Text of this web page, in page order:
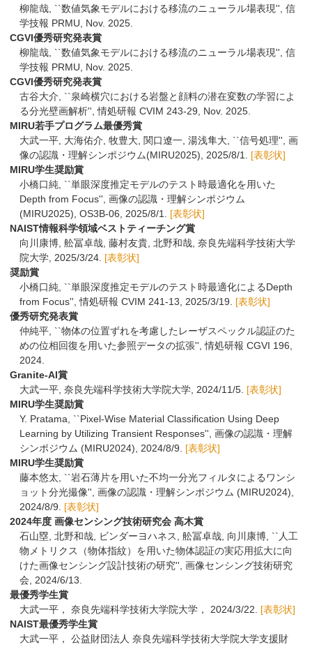
柳龍哉, ``数値気象モデルにおける移流のニューラル場表現'', 信
学技報 PRMU, Nov. 2025.
CGVI優秀研究発表賞
柳龍哉, ``数値気象モデルにおける移流のニューラル場表現'', 信
学技報 PRMU, Nov. 2025.
CGVI優秀研究発表賞
古谷大介, ``泉崎横穴における岩盤と顔料の潜在変数の学習によ
る分光壁画解析'', 情処研報 CVIM 243-29, Nov. 2025.
MIRU若手プログラム最優秀賞
大武一平, 大海佑介, 牧豊大, 関口遼一, 湯浅隼大, ``信号処理'', 画
像の認識・理解シンポジウム(MIRU2025), 2025/8/1. [表彰状]
MIRU学生奨励賞
小橋口純, ``単眼深度推定モデルのテスト時最適化を用いた
Depth from Focus'', 画像の認識・理解シンポジウム
(MIRU2025), OS3B-06, 2025/8/1. [表彰状]
NAIST情報科学領域ベストティーチング賞
向川康博, 舩冨卓哉, 藤村友貴, 北野和哉, 奈良先端科学技術大学
院大学, 2025/3/24. [表彰状]
奨励賞
小橋口純, ``単眼深度推定モデルのテスト時最適化によるDepth
from Focus'', 情処研報 CVIM 241-13, 2025/3/19. [表彰状]
優秀研究発表賞
仲純平, ``物体の位置ずれを考慮したレーザスペックル認証のた
めの位相回復を用いた参照データの拡張'', 情処研報 CGVI 196,
2024.
Granite-AI賞
大武一平, 奈良先端科学技術大学院大学, 2024/11/5. [表彰状]
MIRU学生奨励賞
Y. Pratama, ``Pixel-Wise Material Classification Using Deep
Learning by Utilizing Transient Responses'', 画像の認識・理解
シンポジウム (MIRU2024), 2024/8/9. [表彰状]
MIRU学生奨励賞
藤本悠太, ``岩石薄片を用いた不均一分光フィルタによるワンシ
ョット分光撮像'', 画像の認識・理解シンポジウム (MIRU2024),
2024/8/9. [表彰状]
2024年度 画像センシング技術研究会 高木賞
石山塁, 北野和哉, ビンダーヨハネス, 舩冨卓哉, 向川康博, ``人工
物メトリクス（物体指紋）を用いた物体認証の実応用拡大に向
けた画像センシング設計技術の研究'', 画像センシング技術研究
会, 2024/6/13.
最優秀学生賞
大武一平， 奈良先端科学技術大学院大学， 2024/3/22. [表彰状]
NAIST最優秀学生賞
大武一平， 公益財団法人 奈良先端科学技術大学院大学支援財